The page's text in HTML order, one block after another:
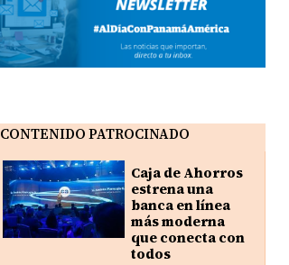
CONTENIDO PATROCINADO
Caja de Ahorros
estrena una
banca en línea
más moderna
que conecta con
todos